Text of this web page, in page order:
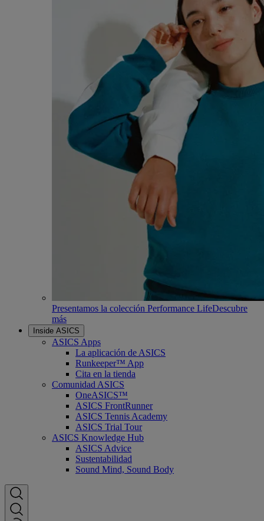
Presentamos la colección Performance LifeDescubre
más
Inside ASICS
ASICS Apps
La aplicación de ASICS
Runkeeper™ App
Cita en la tienda
Comunidad ASICS
OneASICS™
ASICS FrontRunner
ASICS Tennis Academy
ASICS Trial Tour
ASICS Knowledge Hub
ASICS Advice
Sustentabilidad
Sound Mind, Sound Body